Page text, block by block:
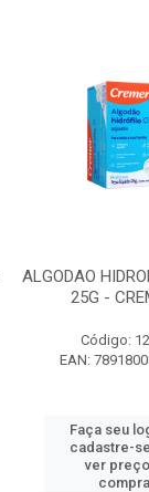
ALGODAO
25G -
Código:
EAN:
Faça seu
cadastre-
ver